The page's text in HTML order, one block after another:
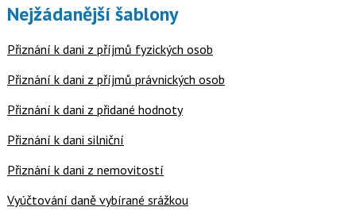
Nejžádanější šablony
Přiznání k dani z příjmů fyzických osob
Přiznání k dani z příjmů právnických osob
Přiznání k dani z přidané hodnoty
Přiznání k dani silniční
Přiznání k dani z nemovitostí
Vyúčtování daně vybírané srážkou